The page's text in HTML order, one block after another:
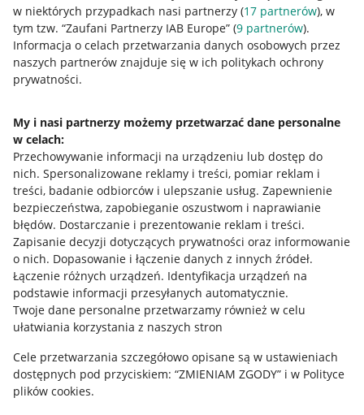
w niektórych przypadkach nasi partnerzy (17 partnerów), w
tym tzw. “Zaufani Partnerzy IAB Europe” (9 partnerów).
Informacja o celach przetwarzania danych osobowych przez
naszych partnerów znajduje się w ich politykach ochrony
prywatności.
My i nasi partnerzy możemy przetwarzać dane personalne
w celach:
Przechowywanie informacji na urządzeniu lub dostęp do
nich. Spersonalizowane reklamy i treści, pomiar reklam i
treści, badanie odbiorców i ulepszanie usług. Zapewnienie
bezpieczeństwa, zapobieganie oszustwom i naprawianie
błędów. Dostarczanie i prezentowanie reklam i treści.
Zapisanie decyzji dotyczących prywatności oraz informowanie
o nich. Dopasowanie i łączenie danych z innych źródeł.
Łączenie różnych urządzeń. Identyfikacja urządzeń na
podstawie informacji przesyłanych automatycznie.
Twoje dane personalne przetwarzamy również w celu
ułatwiania korzystania z naszych stron
Cele przetwarzania szczegółowo opisane są w ustawieniach
dostępnych pod przyciskiem: “ZMIENIAM ZGODY” i w Polityce
plików cookies.
Przydatne informacje
Jak to działa
Allegro Gadane dla sprzedających
Allegro Gadane dla kupujących
Mapa miejscowości
Informacje prawne
Regulamin
Polityka plików "cookies"
Ustawienia plików "cookies"
Udostępnianie lokalizacji
Informacje dla Aktu o Usługach Cyfrowych